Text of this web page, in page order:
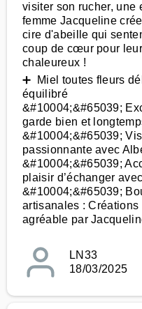
visiter son rucher, une
femme Jacqueline
cire d'abeille qui
coup de cœur pour
chaleureux !
➕ Miel toutes fleurs
équilibré
&#10004;&#65039;
garde bien et
&#10004;&#65039;
passionnante avec
&#10004;&#65039;
plaisir d’échanger
&#10004;&#65039;
artisanales :
agréable par
LN33
18/03/2025